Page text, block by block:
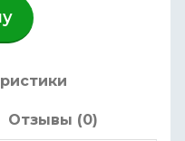
Отзывы (0)